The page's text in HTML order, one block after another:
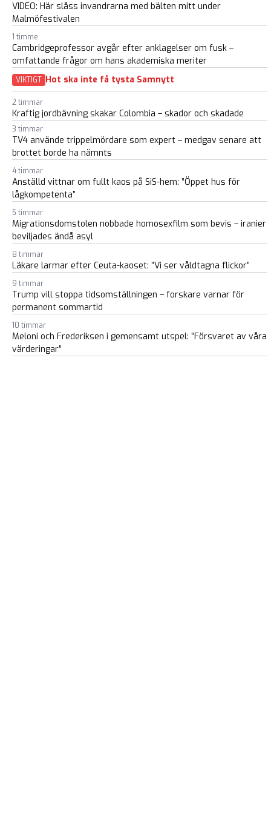
VIDEO: Här slåss invandrarna med bälten mitt under
Malmöfestivalen
1 timme
Cambridgeprofessor avgår efter anklagelser om fusk –
omfattande frågor om hans akademiska meriter
VIKTIGT Hot ska inte få tysta Samnytt
2 timmar
Kraftig jordbävning skakar Colombia – skador och skadade
3 timmar
TV4 använde trippelmördare som expert – medgav senare att
brottet borde ha nämnts
4 timmar
Anställd vittnar om fullt kaos på SiS-hem: ”Öppet hus för
lågkompetenta”
5 timmar
Migrationsdomstolen nobbade homosexfilm som bevis – iranier
beviljades ändå asyl
8 timmar
Läkare larmar efter Ceuta-kaoset: ”Vi ser våldtagna flickor”
9 timmar
Trump vill stoppa tidsomställningen – forskare varnar för
permanent sommartid
10 timmar
Meloni och Frederiksen i gemensamt utspel: ”Försvaret av våra
värderingar”